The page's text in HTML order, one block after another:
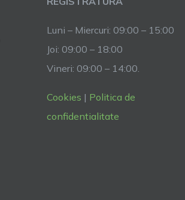
Luni – Miercuri: 09:00 – 15:00
Joi: 09:00 – 18:00
Vineri: 09:00 – 14:00.
Cookies | Politica de
confidentialitate